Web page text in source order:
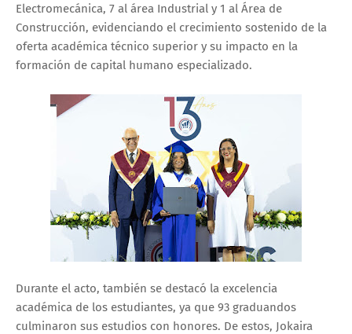
Electromecánica, 7 al área Industrial y 1 al Área de
Construcción, evidenciando el crecimiento sostenido de la
oferta académica técnico superior y su impacto en la
formación de capital humano especializado.
Durante el acto, también se destacó la excelencia
académica de los estudiantes, ya que 93 graduandos
culminaron sus estudios con honores. De estos, Jokaira